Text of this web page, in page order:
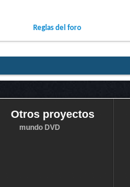
Reglas del foro
Otros proyectos
mundo DVD